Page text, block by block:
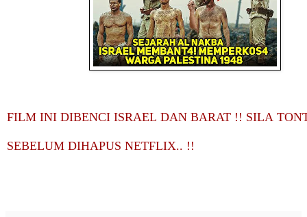
atTuesday, June 11, 2024 No comments:
FILM INI DIBENCI ISRAEL DAN BARAT !! SILA
SEBELUM DIHAPUS NETFLIX.. !!